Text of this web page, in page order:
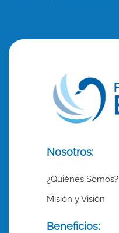
Nosotros:
¿Quiénes Somos?
Misión y Visión
Beneficios: